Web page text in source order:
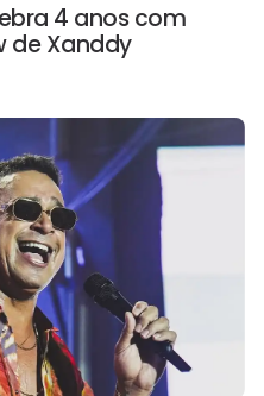
4 anos com
de Xanddy